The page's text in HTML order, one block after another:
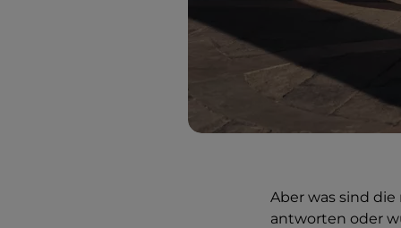
Aber was sind die
antworten oder